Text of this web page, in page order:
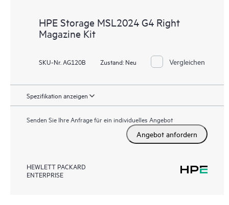
HPE Storage MSL2024 G4 Right
Magazine Kit
SKU-Nr. AG120B Zustand: Neu Vergleichen
Spezifikation anzeigen
Senden Sie Ihre Anfrage für ein individuelles Angebot
Angebot anfordern
HEWLETT PACKARD
ENTERPRISE